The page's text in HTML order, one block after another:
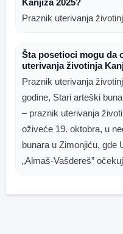
Kanjiža 2025?
Praznik uterivanja
Šta posetioci mogu da
uterivanja životinja
Praznik uterivanja
godine, Stari arteški
– praznik uterivanja
oživeće 19. oktobra, u
bunara u Zimonjiću, gde
„Almaš-Vašdereš”